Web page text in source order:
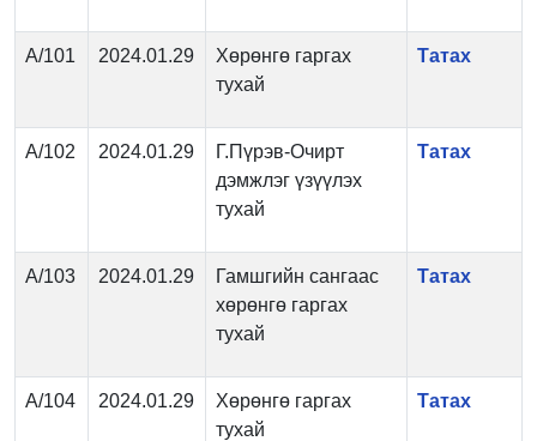
А/101 2024.01.29
Хөрөнгө гаргах
тухай
Татах
А/102 2024.01.29
Г.Пүрэв-Очирт
дэмжлэг үзүүлэх
тухай
Татах
А/103 2024.01.29
Гамшгийн сангаас
хөрөнгө гаргах
тухай
Татах
А/104 2024.01.29
Хөрөнгө гаргах
тухай
Татах